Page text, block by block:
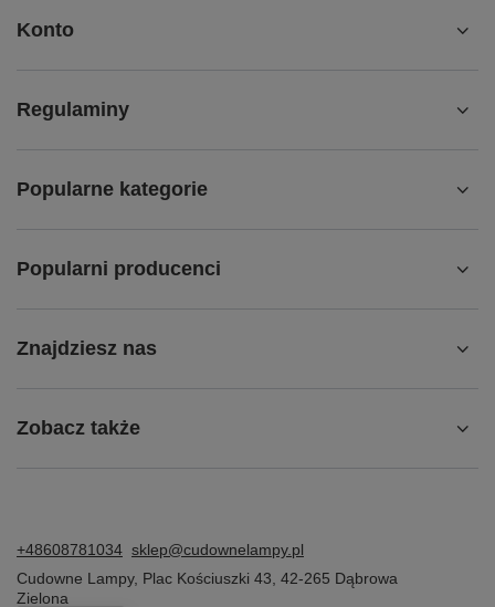
Konto
Regulaminy
Popularne kategorie
Popularni producenci
Znajdziesz nas
Zobacz także
+48608781034 sklep@cudownelampy.pl
Cudowne Lampy, Plac Kościuszki 43 42-265 Dąbrowa
Zielona